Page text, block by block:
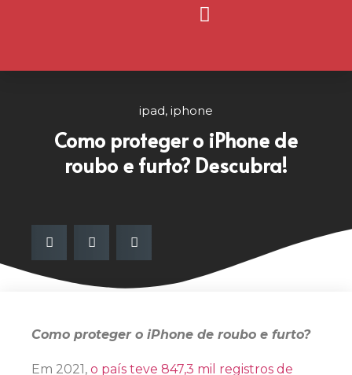
ipad, iphone
Como proteger o iPhone de
roubo e furto? Descubra!
Como proteger o iPhone de roubo e furto?
Em 2021, o país teve 847,3 mil registros de